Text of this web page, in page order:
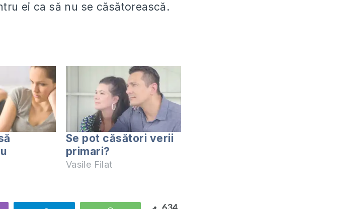
ei ca să nu se căsătorească.
Se pot căsători verii
primari?
Vasile Filat